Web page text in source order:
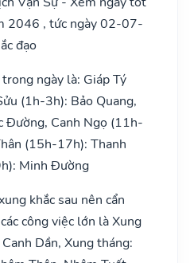
2046 , tức ngày 02-07-
đạo
ngày là: Giáp Tý
(1h-3h): Bảo Quang,
Đường, Canh Ngọ (11h-
(15h-17h): Thanh
Minh Đường
khắc sau nên cẩn
công việc lớn là Xung
Dần, Xung tháng: